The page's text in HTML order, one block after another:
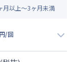
月以上～3ヶ月未満
円/回